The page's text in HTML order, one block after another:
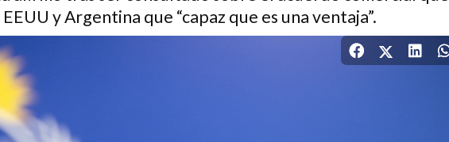
y Argentina que “capaz que es una ventaja”.